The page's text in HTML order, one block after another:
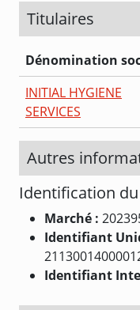
Titulaires
Dénomination
INITIAL HYGIENE
SERVICES
Autres
Identification
Marché :
Identifiant
Identifiant